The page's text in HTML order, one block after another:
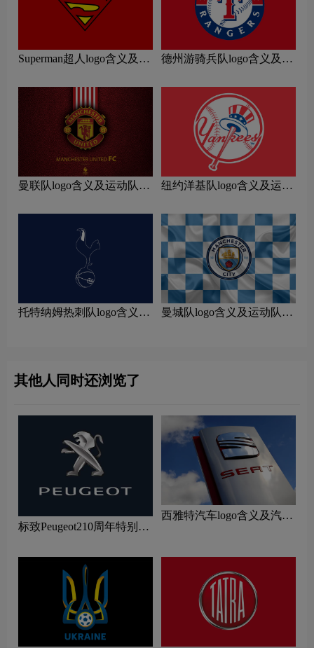
Superman超人logo含义及运
德州游骑兵队logo含义及运
曼联队logo含义及运动队品
纽约洋基队logo含义及运动
托特纳姆热刺队logo含义及
曼城队logo含义及运动队品
其他人同时还浏览了
标致Peugeot210周年特别版
西雅特汽车logo含义及汽车